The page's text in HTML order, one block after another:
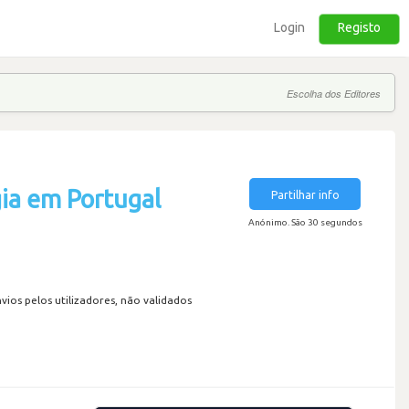
Login Registo
Escolha dos Editores
em Portugal
pelos utilizadores, não validados
Partilhar info
Anónimo. São 30 segundos